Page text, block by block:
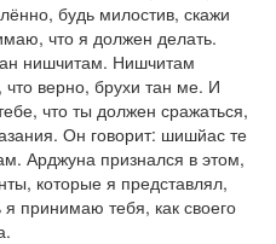
будь милостив, скажи
что я должен делать.
нишчитам. Нишчитам
что верно, брухи тан ме. И
что ты должен сражаться,
Он говорит: шишйас те
Арджуна признался в этом,
которые я представлял,
принимаю тебя, как своего